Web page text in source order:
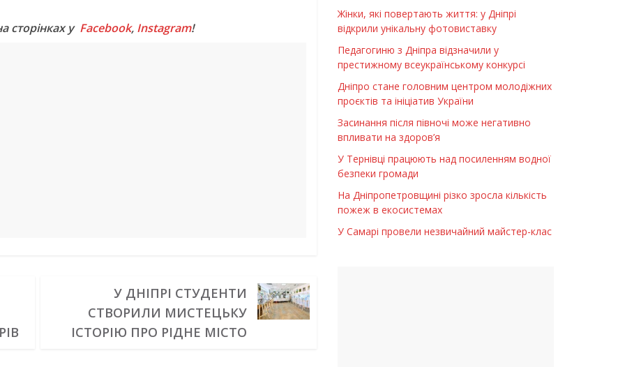
сторінках у Facebook, Instagram!
У ДНІПРІ СТУДЕНТИ
СТВОРИЛИ МИСТЕЦЬКУ
ІСТОРІЮ ПРО РІДНЕ МІСТО
Жінки, які повертають життя: у Дніпрі
відкрили унікальну фотовиставку
Педагогиню з Дніпра відзначили у
престижному всеукраїнському конкурсі
Дніпро стане головним центром молодіжних
проєктів та ініціатив України
Засинання після півночі може негативно
впливати на здоров’я
У Тернівці працюють над посиленням водної
безпеки громади
На Дніпропетровщині різко зросла кількість
пожеж в екосистемах
У Самарі провели незвичайний майстер-клас